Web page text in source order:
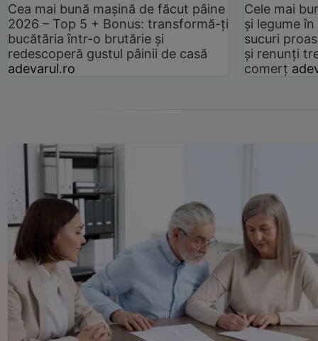
Cea mai bună mașină de făcut pâine
2026 – Top 5 + Bonus: transformă-ți
bucătăria într-o brutărie și
redescoperă gustul pâinii de casă
adevarul.ro
Cele mai
și legume
sucuri
și renunți
comerț